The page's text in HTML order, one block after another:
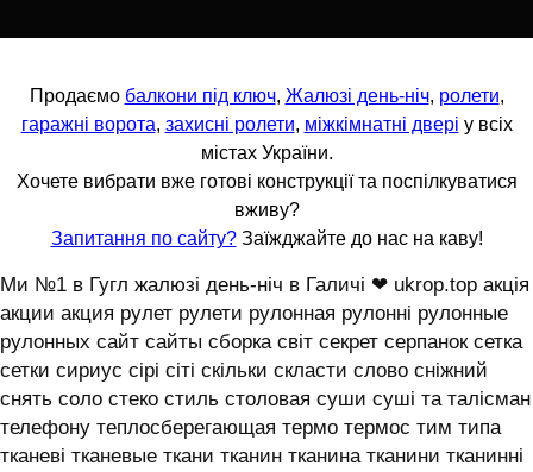
Продаємо балкони під ключ, Жалюзі день-ніч, ролети,
гаражні ворота, захисні ролети, міжкімнатні двері у всіх
містах України.
Хочете вибрати вже готові конструкції та поспілкуватися
вживу?
Запитання по сайту?Заїжджайте до нас на каву!
Ми №1 в Гугл жалюзі день-ніч в Галичі ❤ ukrop.top акція
акции акция рулет рулети рулонная рулонні рулонные
рулонных сайт сайты сборка світ секрет серпанок сетка
сетки сириус сірі сіті скільки скласти слово сніжний
снять соло стеко стиль столовая суши суші та талісман
телефону теплосберегающая термо термос тим типа
тканеві тканевые ткани тканин тканина тканини тканинні